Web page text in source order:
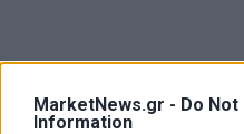
MarketNews.gr - Do
Information